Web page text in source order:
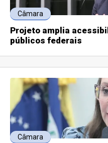
Câmara
Projeto amplia
públicos federais
Câmara